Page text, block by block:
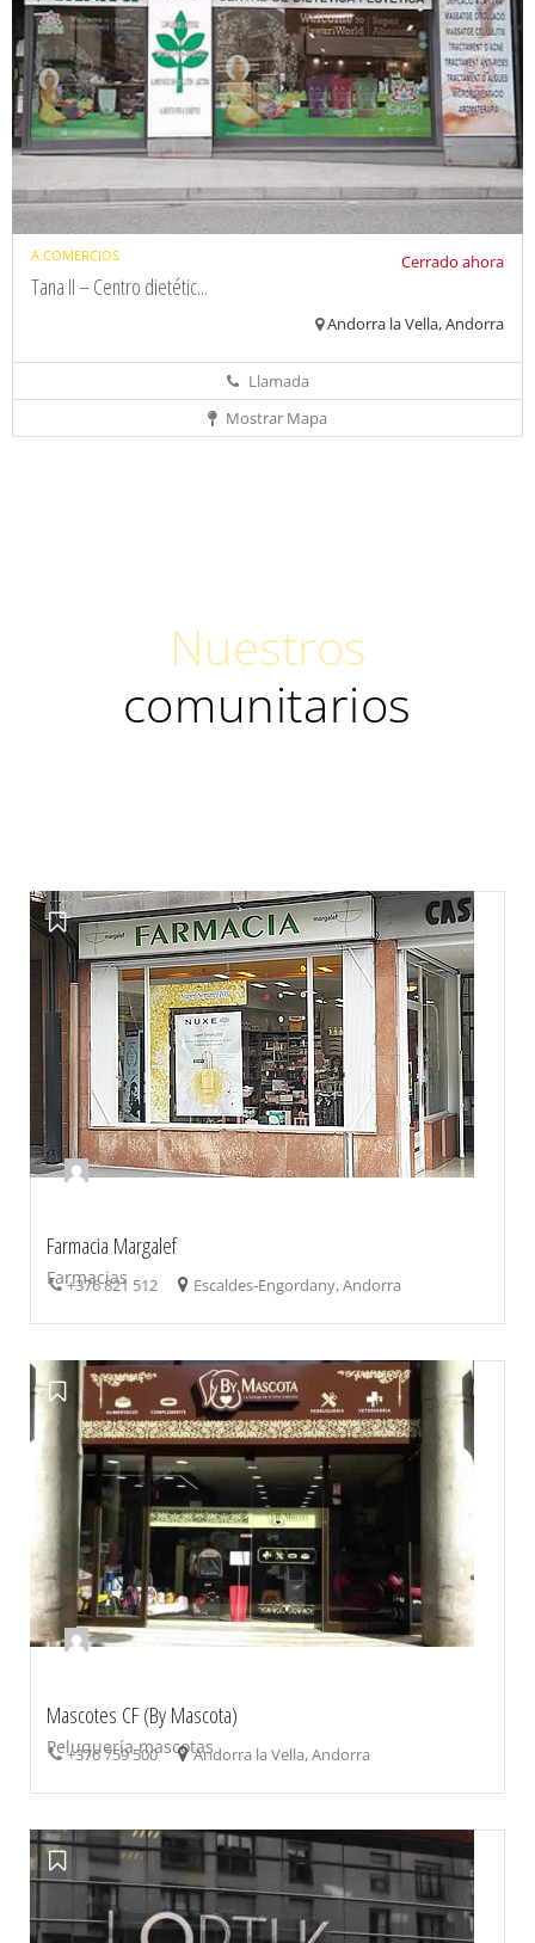
A COMERCIOS Cerrado ahora
Tana II – Centro dietétic...
Andorra la Vella, Andorra
Llamada
Mostrar Mapa
Nuestros
comunitarios
Farmacia Margalef
Farmacias
+376 821 512 Escaldes-Engordany, Andorra
Mascotes CF (By Mascota)
Peluquería mascotas
+376 759 500 Andorra la Vella, Andorra